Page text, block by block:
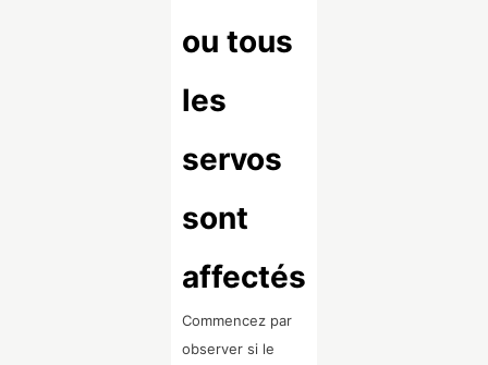
ou tous
les
servos
sont
affectés
Commencez par
observer si le